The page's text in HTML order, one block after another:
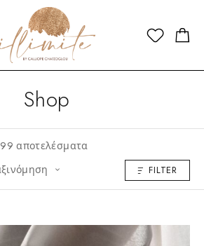
Shop
αποτελέσματα
FILTER